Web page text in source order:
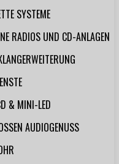
SYSTEME
RADIOS UND CD-ANLAGEN
& MINI-LED
AUDIOGENUSS